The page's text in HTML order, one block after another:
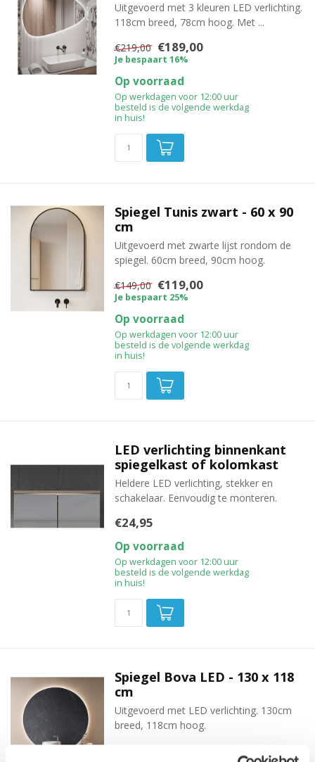
Uitgevoerd met 3 kleuren LED verlichting.
118cm breed, 78cm hoog. Met ...
€219,00 €189,00
Je bespaart 16%
Op voorraad
Op werkdagen voor 12:00 uur
besteld is de volgende werkdag
in huis!
Spiegel Tunis zwart - 60 x 90
cm
Uitgevoerd met zwarte lijst rondom de
spiegel. 60cm breed, 90cm hoog.
€149,00 €119,00
Je bespaart 25%
Op voorraad
Op werkdagen voor 12:00 uur
besteld is de volgende werkdag
in huis!
LED verlichting binnenkant
spiegelkast of kolomkast
Heldere LED verlichting, stekker en
schakelaar. Eenvoudig te monteren.
€24,95
Op voorraad
Op werkdagen voor 12:00 uur
besteld is de volgende werkdag
in huis!
Spiegel Bova LED - 130 x 118
cm
Uitgevoerd met LED verlichting. 130cm
breed, 118cm hoog.